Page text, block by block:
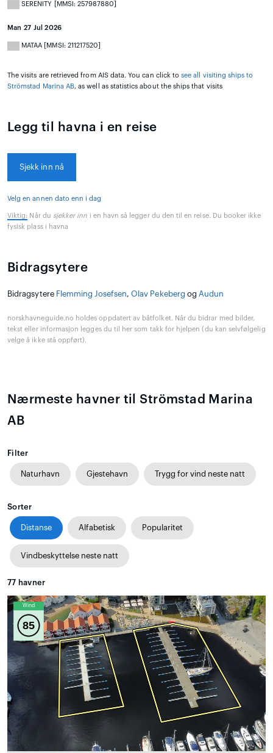
SERENITY [MMSI: 257987880]
Man 27 Jul 2026
MATAA [MMSI: 211217520]
The visits are retrieved from AIS data. You can click tosee all visiting ships to
Strömstad Marina AB, as well as statistics about the ships that visits
Legg til havna i en reise
Sjekk inn nå
Velg en annen dato enn i dag
Viktig: Når du sjekker inn i en havn så legger du den til en reise. Du booker ikke
fysisk plass i havna
Bidragsytere
Bidragsytere Flemming Josefsen,Olav Pekeberg og Audun
norskhavneguide.no holdes oppdatert av båtfolket. Når du bidrar med bilder,
tekst eller informasjon legges du til her som takk for hjelpen (du kan selvfølgelig
velge å ikke stå oppført).
Nærmeste havner til Strömstad Marina
AB
Filter
Naturhavn Gjestehavn Trygg for vind neste natt
Sorter
Distanse Alfabetisk Popularitet
Vindbeskyttelse neste natt
77 havner
Wind
85